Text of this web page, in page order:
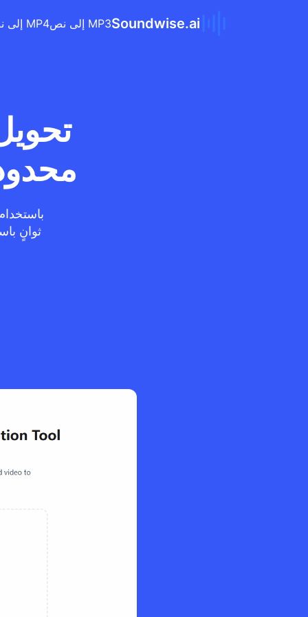
Soundwise.aiMP3 إلى نص MP4 إلى نص